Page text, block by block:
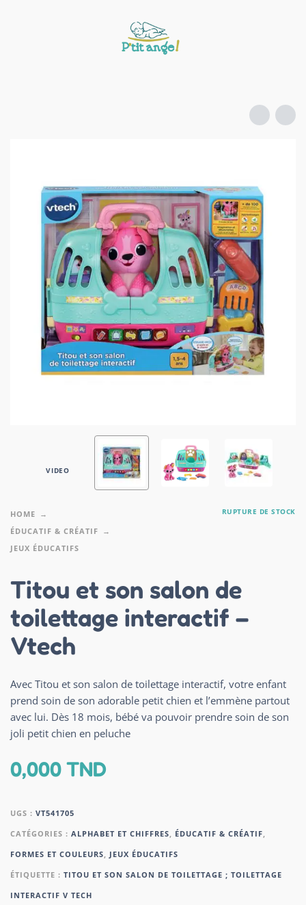
VIDEO
HOME
ÉDUCATIF & CRÉATIF
JEUX ÉDUCATIFS
RUPTURE DE STOCK
Titou et son salon de
toilettage interactif –
Vtech
Avec Titou et son salon de toilettage interactif, votre enfant
prend soin de son adorable petit chien et l’emmène partout
avec lui. Dès 18 mois, bébé va pouvoir prendre soin de son
joli petit chien en peluche
0,000TND
UGS : VT541705
CATÉGORIES : ALPHABET ET CHIFFRES ÉDUCATIF & CRÉATIF
FORMES ET COULEURS
JEUX ÉDUCATIFS
ÉTIQUETTE : TITOU ET SON SALON DE TOILETTAGE ; TOILETTAGE
INTERACTIF V TECH